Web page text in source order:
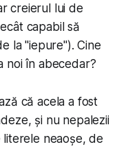
creierul lui de
capabil să
la "iepure"). Cine
noi în abecedar?
că acela a fost
și nu nepalezii
neaoșe, de